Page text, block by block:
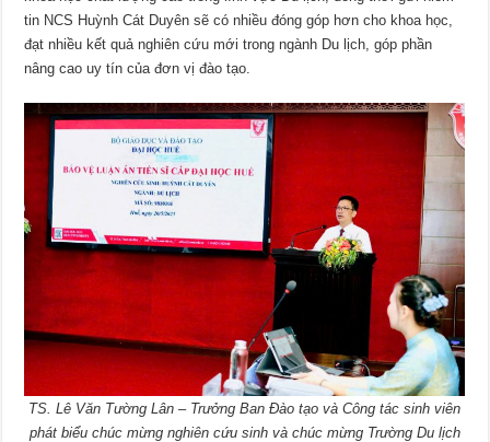
tin NCS Huỳnh Cát Duyên sẽ có nhiều đóng góp hơn cho khoa học,
đạt nhiều kết quả nghiên cứu mới trong ngành Du lịch, góp phần
nâng cao uy tín của đơn vị đào tạo.
TS. Lê Văn Tường Lân – Trưởng Ban Đào tạo và Công tác sinh viên
phát biểu chúc mừng nghiên cứu sinh và chúc mừng Trường Du lịch